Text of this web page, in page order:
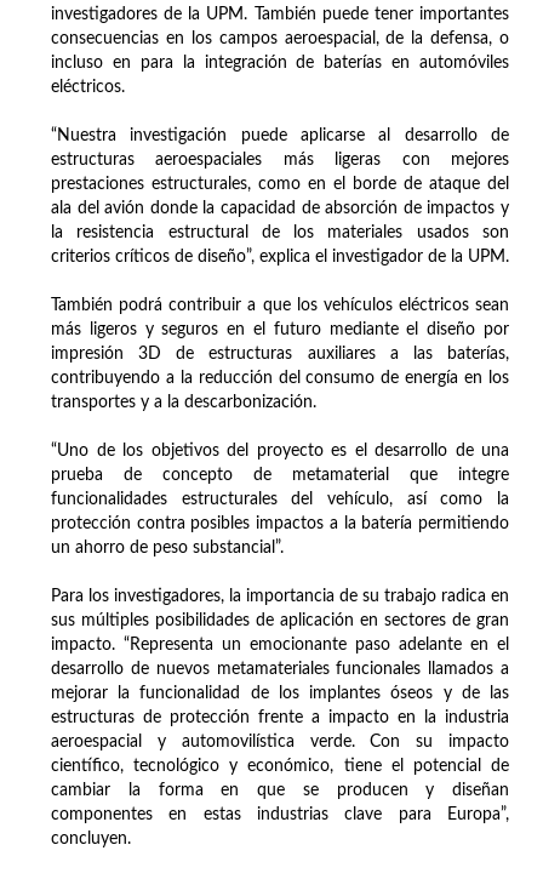
investigadores de la UPM. También puede tener importantes
consecuencias en los campos aeroespacial, de la defensa, o
incluso en para la integración de baterías en automóviles
eléctricos.
“Nuestra investigación puede aplicarse al desarrollo de
estructuras aeroespaciales más ligeras con mejores
prestaciones estructurales, como en el borde de ataque del
ala del avión donde la capacidad de absorción de impactos y
la resistencia estructural de los materiales usados son
criterios críticos de diseño”, explica el investigador de la UPM.
También podrá contribuir a que los vehículos eléctricos sean
más ligeros y seguros en el futuro mediante el diseño por
impresión 3D de estructuras auxiliares a las baterías,
contribuyendo a la reducción del consumo de energía en los
transportes y a la descarbonización.
“Uno de los objetivos del proyecto es el desarrollo de una
prueba de concepto de metamaterial que integre
funcionalidades estructurales del vehículo, así como la
protección contra posibles impactos a la batería permitiendo
un ahorro de peso substancial”.
Para los investigadores, la importancia de su trabajo radica en
sus múltiples posibilidades de aplicación en sectores de gran
impacto. “Representa un emocionante paso adelante en el
desarrollo de nuevos metamateriales funcionales llamados a
mejorar la funcionalidad de los implantes óseos y de las
estructuras de protección frente a impacto en la industria
aeroespacial y automovilística verde. Con su impacto
científico, tecnológico y económico, tiene el potencial de
cambiar la forma en que se producen y diseñan
componentes en estas industrias clave para Europa”,
concluyen.